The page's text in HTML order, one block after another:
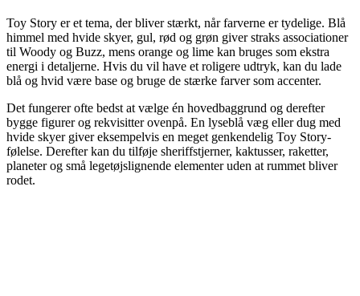
Toy Story er et tema, der bliver stærkt, når farverne er tydelige. Blå
himmel med hvide skyer, gul, rød og grøn giver straks associationer
til Woody og Buzz, mens orange og lime kan bruges som ekstra
energi i detaljerne. Hvis du vil have et roligere udtryk, kan du lade
blå og hvid være base og bruge de stærke farver som accenter.
Det fungerer ofte bedst at vælge én hovedbaggrund og derefter
bygge figurer og rekvisitter ovenpå. En lyseblå væg eller dug med
hvide skyer giver eksempelvis en meget genkendelig Toy Story-
følelse. Derefter kan du tilføje sheriffstjerner, kaktusser, raketter,
planeter og små legetøjslignende elementer uden at rummet bliver
rodet.